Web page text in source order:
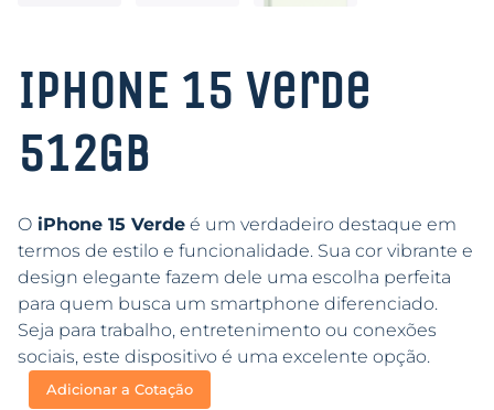
IPHONE 15 Verde
512GB
O iPhone 15 Verde é um verdadeiro destaque em
termos de estilo e funcionalidade. Sua cor vibrante e
design elegante fazem dele uma escolha perfeita
para quem busca um smartphone diferenciado.
Seja para trabalho, entretenimento ou conexões
sociais, este dispositivo é uma excelente opção.
Adicionar a Cotação